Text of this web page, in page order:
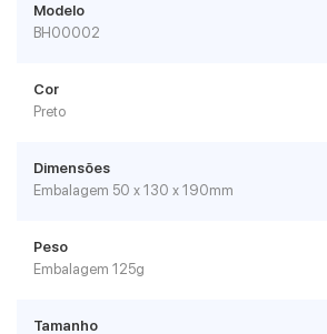
Modelo
BH00002
Cor
Preto
Dimensões
Embalagem 50 x 130 x 190mm
Peso
Embalagem 125g
Tamanho